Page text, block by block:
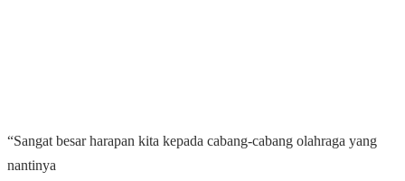
“Sangat besar harapan kita kepada cabang-cabang olahraga yang
nantinya